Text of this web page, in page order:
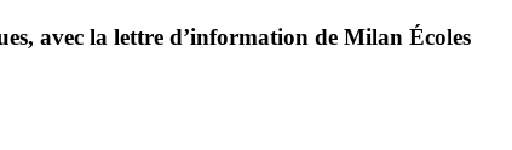
avec la lettre d’information de Milan Écoles